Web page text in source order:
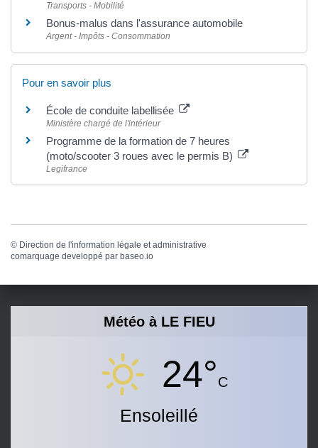
Transports - Mobilité
Bonus-malus dans l'assurance automobile
Argent - Impôts - Consommation
Pour en savoir plus
École de conduite labellisée
Ministère chargé de l'intérieur
Programme de la formation de 7 heures
(moto/scooter 3 roues avec le permis B)
Legifrance
© Direction de l'information légale et administrative
comarquage developpé par baseo.io
Météo à LE FIEU
24°C
Ensoleillé